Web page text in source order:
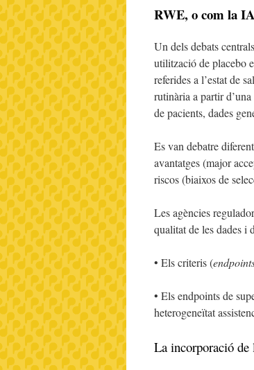
RWE, o com la
Un dels debats
utilització de placebo
referides a l’estat de
rutinària a partir
de pacients, dades
Es van debatre
avantatges (major
riscos (biaixos de
Les agències
qualitat de les dades i
• Els criteris (
• Els endpoints de
heterogeneïtat
La incorporació de